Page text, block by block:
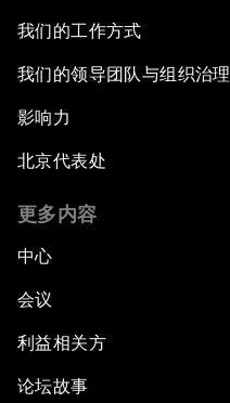
我们的工作方式
我们的领导团队与组织治理
影响力
北京代表处
更多内容
中心
会议
利益相关方
论坛故事